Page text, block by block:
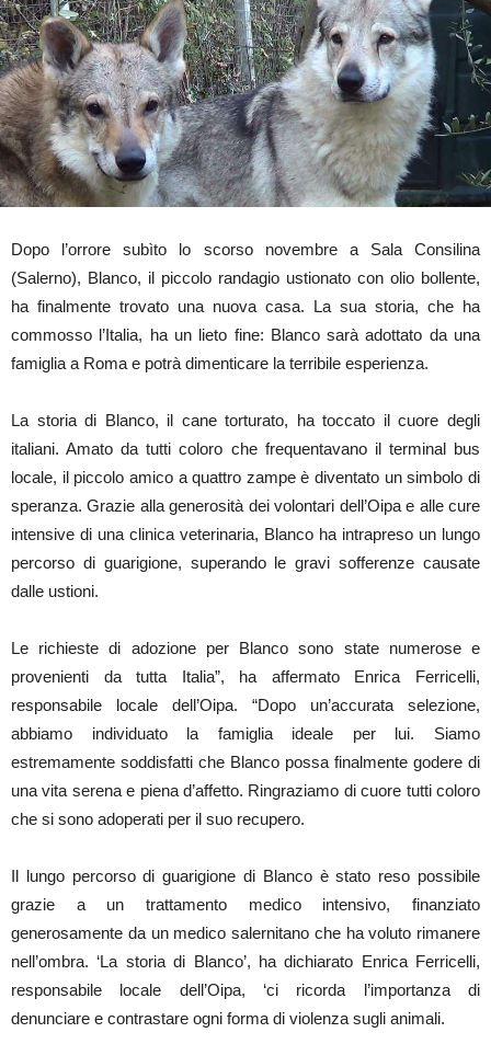
Dopo l’orrore subìto lo scorso novembre a Sala Consilina
(Salerno), Blanco, il piccolo randagio ustionato con olio bollente,
ha finalmente trovato una nuova casa. La sua storia, che ha
commosso l’Italia, ha un lieto fine: Blanco sarà adottato da una
famiglia a Roma e potrà dimenticare la terribile esperienza.
La storia di Blanco, il cane torturato, ha toccato il cuore degli
italiani. Amato da tutti coloro che frequentavano il terminal bus
locale, il piccolo amico a quattro zampe è diventato un simbolo di
speranza. Grazie alla generosità dei volontari dell’Oipa e alle cure
intensive di una clinica veterinaria, Blanco ha intrapreso un lungo
percorso di guarigione, superando le gravi sofferenze causate
dalle ustioni.
Le richieste di adozione per Blanco sono state numerose e
provenienti da tutta Italia”, ha affermato Enrica Ferricelli,
responsabile locale dell’Oipa. “Dopo un’accurata selezione,
abbiamo individuato la famiglia ideale per lui. Siamo
estremamente soddisfatti che Blanco possa finalmente godere di
una vita serena e piena d’affetto. Ringraziamo di cuore tutti coloro
che si sono adoperati per il suo recupero.
Il lungo percorso di guarigione di Blanco è stato reso possibile
grazie a un trattamento medico intensivo, finanziato
generosamente da un medico salernitano che ha voluto rimanere
nell’ombra. ‘La storia di Blanco’, ha dichiarato Enrica Ferricelli,
responsabile locale dell’Oipa, ‘ci ricorda l’importanza di
denunciare e contrastare ogni forma di violenza sugli animali.